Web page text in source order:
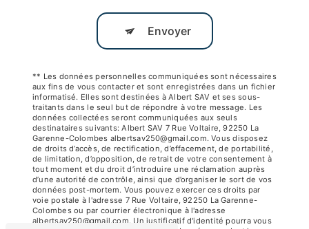
Envoyer
** Les données personnelles communiquées sont nécessaires
aux fins de vous contacter et sont enregistrées dans un fichier
informatisé. Elles sont destinées à Albert SAV et ses sous-
traitants dans le seul but de répondre à votre message. Les
données collectées seront communiquées aux seuls
destinataires suivants: Albert SAV 7 Rue Voltaire, 92250 La
Garenne-Colombes albertsav250@gmail.com. Vous disposez
de droits d’accès, de rectification, d’effacement, de portabilité,
de limitation, d’opposition, de retrait de votre consentement à
tout moment et du droit d’introduire une réclamation auprès
d’une autorité de contrôle, ainsi que d’organiser le sort de vos
données post-mortem. Vous pouvez exercer ces droits par
voie postale à l'adresse 7 Rue Voltaire, 92250 La Garenne-
Colombes ou par courrier électronique à l'adresse
albertsav250@gmail.com. Un justificatif d'identité pourra vous